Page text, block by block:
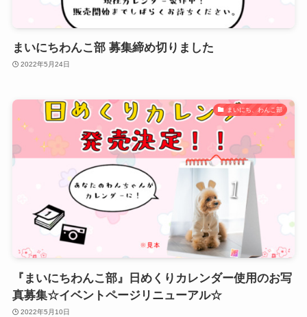
まいにちわんこ部 募集締め切りました
2022年5月24日
まいにち、わんこ部
『まいにちわんこ部』日めくりカレンダー使用のお写
真募集☆イベントページリニューアル☆
2022年5月10日